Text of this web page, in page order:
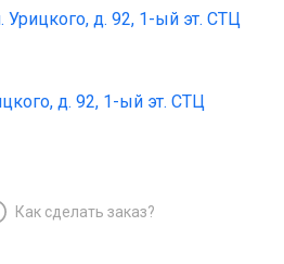
Урицкого, д. 92, 1-ый эт. СТЦ
д. 92, 1-ый эт. СТЦ
Как сделать заказ?